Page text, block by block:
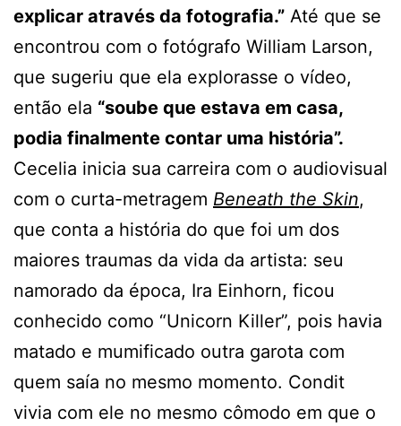
explicar através da fotografia.” Até que se
encontrou com o fotógrafo William Larson,
que sugeriu que ela explorasse o vídeo,
então ela “soube que estava em casa,
podia finalmente contar uma história”.
Cecelia inicia sua carreira com o audiovisual
com o curta-metragem Beneath the Skin,
que conta a história do que foi um dos
maiores traumas da vida da artista: seu
namorado da época, Ira Einhorn, ficou
conhecido como “Unicorn Killer”, pois havia
matado e mumificado outra garota com
quem saía no mesmo momento. Condit
vivia com ele no mesmo cômodo em que o